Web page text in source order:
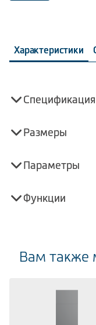
Характеристики
Спецификация
Размеры
Параметры
Функции
Вам также